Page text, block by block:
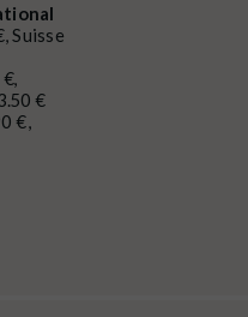
Suisse
€
€,